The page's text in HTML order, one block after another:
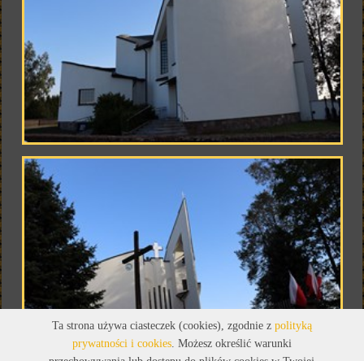
Ta strona używa ciasteczek (cookies), zgodnie z polityką
prywatności i cookies. Możesz określić warunki